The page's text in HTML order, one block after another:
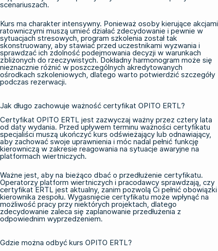
scenariuszach.
Kurs ma charakter intensywny. Ponieważ osoby kierujące akcjami
ratowniczymi muszą umieć działać zdecydowanie i pewnie w
sytuacjach stresowych, program szkolenia został tak
skonstruowany, aby stawiać przed uczestnikami wyzwania i
sprawdzać ich zdolność podejmowania decyzji w warunkach
zbliżonych do rzeczywistych. Dokładny harmonogram może się
nieznacznie różnić w poszczególnych akredytowanych
ośrodkach szkoleniowych, dlatego warto potwierdzić szczegóły
podczas rezerwacji.
Jak długo zachowuje ważność certyfikat OPITO ERTL?
Certyfikat OPITO ERTL jest zazwyczaj ważny przez cztery lata
od daty wydania. Przed upływem terminu ważności certyfikatu
specjaliści muszą ukończyć kurs odświeżający lub odnawiający,
aby zachować swoje uprawnienia i móc nadal pełnić funkcję
kierowniczą w zakresie reagowania na sytuacje awaryjne na
platformach wiertniczych.
Ważne jest, aby na bieżąco dbać o przedłużenie certyfikatu.
Operatorzy platform wiertniczych i pracodawcy sprawdzają, czy
certyfikat ERTL jest aktualny, zanim pozwolą Ci pełnić obowiązki
kierownika zespołu. Wygasnięcie certyfikatu może wpłynąć na
możliwość pracy przy niektórych projektach, dlatego
zdecydowanie zaleca się zaplanowanie przedłużenia z
odpowiednim wyprzedzeniem.
Gdzie można odbyć kurs OPITO ERTL?